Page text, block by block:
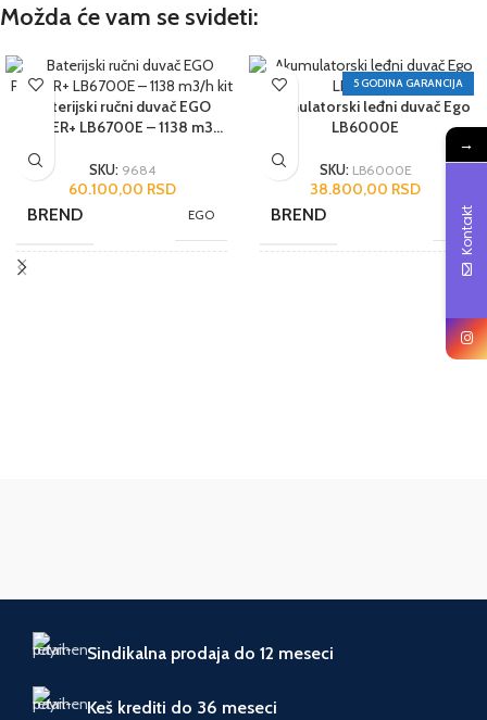
Možda će vam se svideti:
Baterijski ručni duvač EGO
POWER+ LB6700E – 1138 m3/h
SKU: 9684
60.100,00 RSD
BREND EGO
5 GODINA GARANCIJA
Akumulatorski leđni duvač Ego
LB6000E
SKU: LB6000E
38.800,00 RSD
BREND EGO
SAD
SAOBRAZNOST
Sindikalna prodaja do 12 meseci
Keš krediti do 36 meseci
→
Kontakt